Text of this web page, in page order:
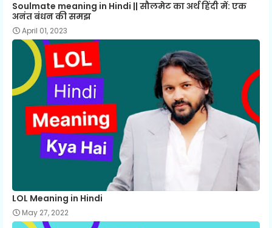
Soulmate meaning in Hindi || सौलमेट का अर्थ हिंदी में: एक
अनंत बंधन की समझ
April 01, 2023
LOL Meaning in Hindi
May 27, 2022